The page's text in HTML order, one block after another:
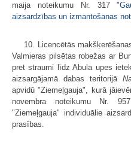
maija noteikumu Nr. 317 "
aizsardzības un izmantošanas
10. Licencētās
Valmieras pilsētas robežas ar
pret straumi līdz Abula upes
aizsargājamā dabas teritorijā
apvidū "Ziemeļgauja", kurā
novembra noteikumu Nr.
"Ziemeļgauja" individuālie
prasības.